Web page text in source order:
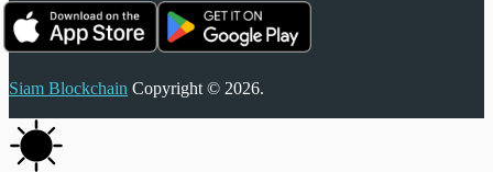
Siam Blockchain Copyright © 2026.